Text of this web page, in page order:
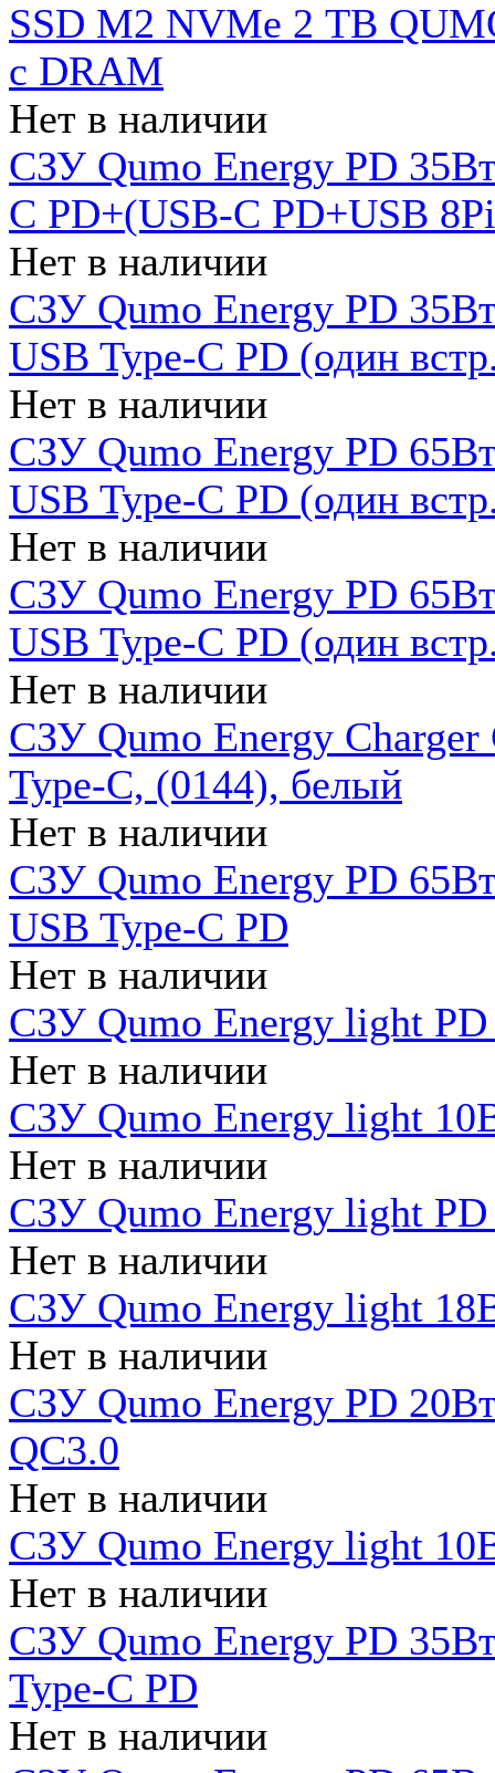
SSD M2 NVMe 2 ТB
c DRAM
Нет в наличии
СЗУ Qumo Energy PD
C PD+(USB-C PD+USB
Нет в наличии
СЗУ Qumo Energy PD
USB Type-C PD (один
Нет в наличии
СЗУ Qumo Energy PD
USB Type-C PD (один
Нет в наличии
СЗУ Qumo Energy PD
USB Type-C PD (один
Нет в наличии
СЗУ Qumo Energy
Type-C, (0144), белый
Нет в наличии
СЗУ Qumo Energy PD
USB Type-C PD
Нет в наличии
СЗУ Qumo Energy light
Нет в наличии
СЗУ Qumo Energy light
Нет в наличии
СЗУ Qumo Energy light
Нет в наличии
СЗУ Qumo Energy light
Нет в наличии
СЗУ Qumo Energy PD
QC3.0
Нет в наличии
СЗУ Qumo Energy light
Нет в наличии
СЗУ Qumo Energy PD
Type-C PD
Нет в наличии